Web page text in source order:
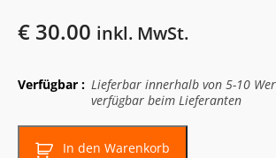
€ 30.00 inkl. MwSt.
Verfügbar : Lieferbar innerhalb von 5-10
verfügbar beim Lieferanten
In den Warenkorb